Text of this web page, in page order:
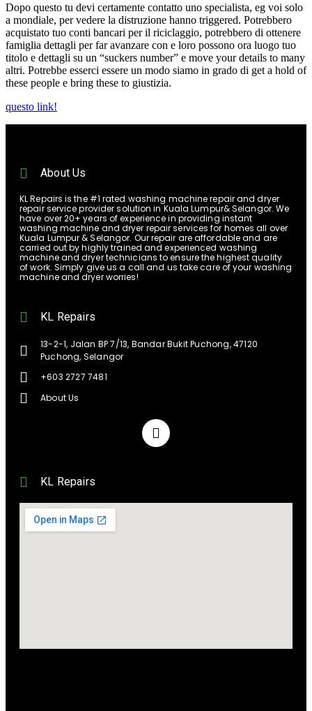
Dopo questo tu devi certamente contatto uno specialista, eg voi solo
a mondiale, per vedere la distruzione hanno triggered. Potrebbero
acquistato tuo conti bancari per il riciclaggio, potrebbero di ottenere
famiglia dettagli per far avanzare con e loro possono ora luogo tuo
titolo e dettagli su un “suckers number” e move your details to many
altri. Potrebbe esserci essere un modo siamo in grado di get a hold of
these people e bring these to giustizia.
questo link!
About Us
KL Repairs is the #1 rated washing machine repair and dryer
repair service provider solution in Kuala Lumpur& Selangor. We
have over 20+ years of experience in providing instant
washing machine and dryer repair services for homes all over
Kuala Lumpur & Selangor. Our repair are affordable and are
carried out by highly trained and experienced washing
machine and dryer technicians to ensure the highest quality
of work. Simply give us a call and us take care of your washing
machine and dryer worries!
KL Repairs
13-2-1, Jalan BP 7/13, Bandar Bukit Puchong, 47120
Puchong, Selangor
+603 2727 7481
About Us
KL Repairs